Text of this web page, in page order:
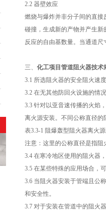
2.2 器壁效应
燃烧与爆炸并非分子间的直
碰撞，生成新的产物并产生
反应的自由基数量。当通道
三、 化工项目管道阻火器技术
3.1 所选阻火器的安全阻火速
3.2 在无其他防回火设施的情
3.3 针对以亚音速传播的火焰
离火源安装。不同公称直径的
表3.3-1 阻爆轰型阻火器离火
注意：这里的公称直径是指
3.4 在寒冷地区使用的阻火器
3.5 在某些特殊的应用场合，
3.6 当阻火器安装于管端且公
和安全性。
3.7 对于安装在管道中的阻火